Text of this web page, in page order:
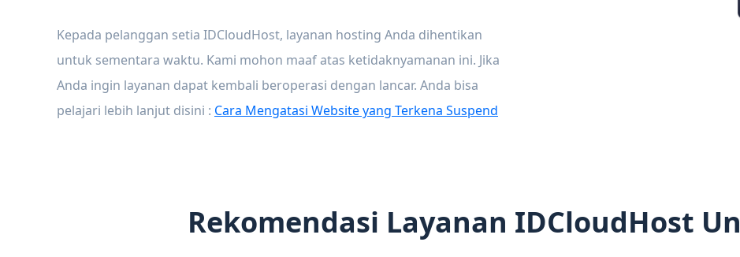
Kepada pelanggan setia IDCloudHost, layanan hosting Anda dihentikan
untuk sementara waktu. Kami mohon maaf atas ketidaknyamanan ini. Jika
Anda ingin layanan dapat kembali beroperasi dengan lancar. Anda bisa
pelajari lebih lanjut disini : Cara Mengatasi Website yang Terkena Suspend
Rekomendasi Layanan IDCloudHost